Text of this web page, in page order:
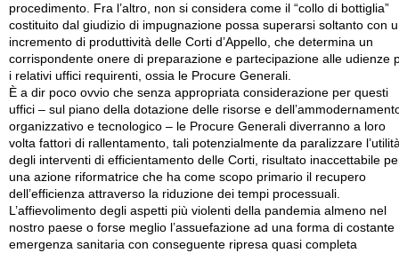
procedimento. Fra l’altro, non si considera come il “collo di bottiglia”
costituito dal giudizio di impugnazione possa superarsi soltanto con
incremento di produttività delle Corti d’Appello, che determina un
corrispondente onere di preparazione e partecipazione alle udienze
i relativi uffici requirenti, ossia le Procure Generali.
È a dir poco ovvio che senza appropriata considerazione per questi
uffici – sul piano della dotazione delle risorse e
organizzativo e tecnologico – le Procure Generali diverranno a loro
volta fattori di rallentamento, tali potenzialmente da paralizzare
degli interventi di efficientamento delle Corti, risultato inaccettabile
una azione riformatrice che ha come scopo primario il recupero
dell’efficienza attraverso la riduzione dei tempi processuali.
L’affievolimento degli aspetti più violenti della pandemia almeno nel
nostro paese o forse meglio l’assuefazione ad una forma di costante
emergenza sanitaria con conseguente ripresa quasi completa